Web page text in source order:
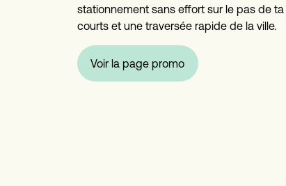
stationnement sans effort sur le pas de
courts et une traversée rapide de la ville.
Voir la page promo